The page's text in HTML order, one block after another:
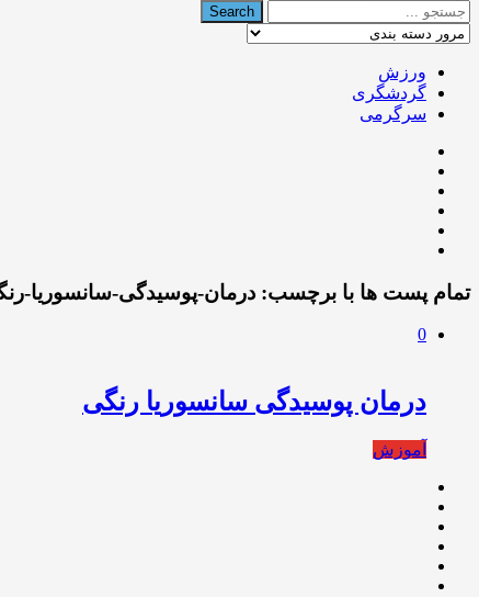
ورزش
گردشگری
سرگرمی
تمام پست ها با برچسب: درمان-پوسیدگی-سانسوریا-
0
درمان پوسیدگی سانسوریا رنگی
آموزش